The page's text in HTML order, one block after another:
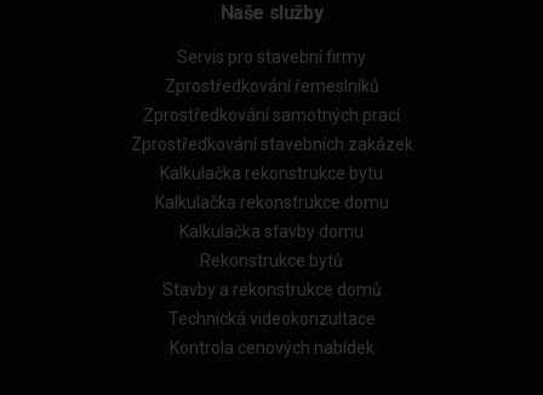
Naše služby
Servis pro stavební firmy
Zprostředkování řemeslníků
Zprostředkování samotných prací
Zprostředkování stavebních zakázek
Kalkulačka rekonstrukce bytu
Kalkulačka rekonstrukce domu
Kalkulačka stavby domu
Rekonstrukce bytů
Stavby a rekonstrukce domů
Technická videokonzultace
Kontrola cenových nabídek